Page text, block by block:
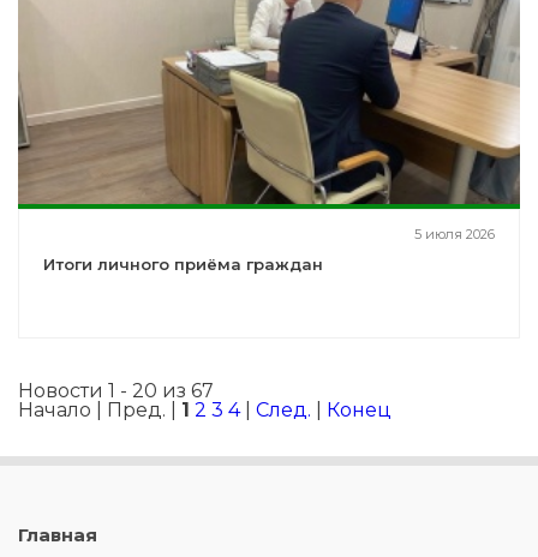
5 июля 2026
Итоги личного приёма граждан
Новости 1 - 20 из 67
Начало | Пред. | 1 2 3 4| След. Конец
Главная